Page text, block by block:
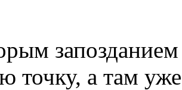
точку, а там